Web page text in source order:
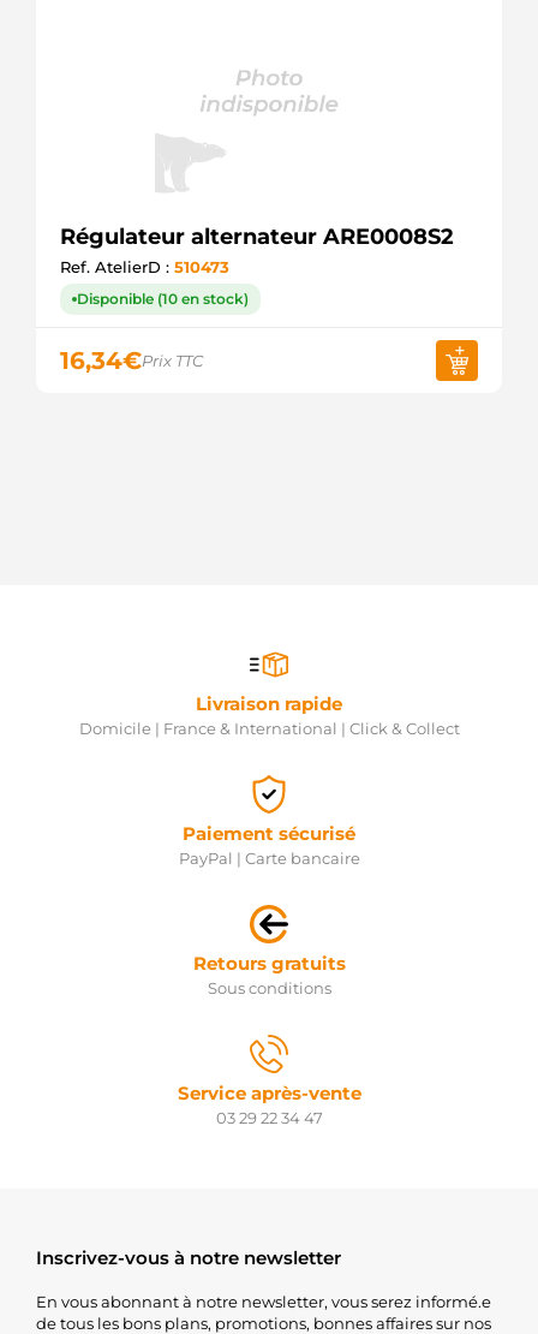
Régulateur alternateur ARE0008S2
Ref. AtelierD : 510473
Disponible (10 en stock)
16,34€Prix TTC
Livraison rapide
Domicile | France & International | Click & Collect
Paiement sécurisé
PayPal | Carte bancaire
Retours gratuits
Sous conditions
Service après-vente
03 29 22 34 47
Inscrivez-vous à notre newsletter
En vous abonnant à notre newsletter, vous serez informé.e
de tous les bons plans, promotions, bonnes affaires sur nos